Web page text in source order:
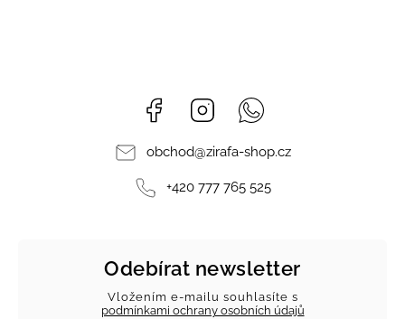
Facebook Instagram
obchod@zirafa-shop.cz
+420 777 765 525
Odebírat newsletter
Vložením e-mailu souhlasíte s
podmínkami ochrany osobních údajů